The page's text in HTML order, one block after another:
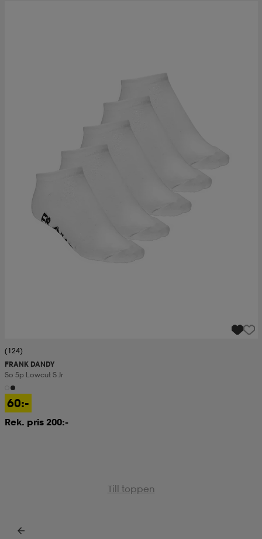
(124)
FRANK DANDY
So 5p Lowcut S Jr
60:-
Rek. pris 200:-
Till toppen